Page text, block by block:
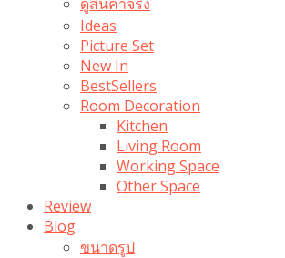
Ideas
Picture Set
New In
BestSellers
Room Decoration
Kitchen
Living Room
Working Space
Other Space
Review
Blog
ขนาดรูป